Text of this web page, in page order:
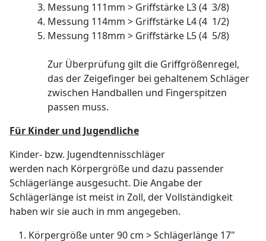
Messung 111mm > Griffstärke L3 (4 3/8)
Messung 114mm > Griffstärke L4 (4 1/2)
Messung 118mm > Griffstärke L5 (4 5/8)
Zur Überprüfung gilt die Griffgrößenregel,
das der Zeigefinger bei gehaltenem Schläger
zwischen Handballen und Fingerspitzen
passen muss.
Für Kinder und Jugendliche
Kinder- bzw. Jugendtennisschläger
werden nach Körpergröße und dazu passender
Schlägerlänge ausgesucht. Die Angabe der
Schlägerlänge ist meist in Zoll, der Vollständigkeit
haben wir sie auch in mm angegeben.
Körpergröße unter 90 cm > Schlägerlänge 17"